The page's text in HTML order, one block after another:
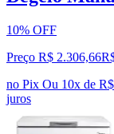
10% OFF
Preço R$ 2.306,66
no Pix Ou 10x de
juros